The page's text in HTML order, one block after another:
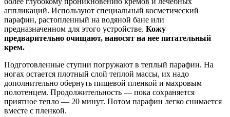
аппликаций. Используют специальный косметический
парафин, растопленный на водяной бане или
предназначенном для этого устройстве. Кожу
предварительно очищают, наносят на нее питательный
крем.
Подготовленные ступни погружают в теплый парафин. На
ногах остается плотный слой теплой массы, их надо
дополнительно обернуть пищевой пленкой и махровым
полотенцем. Продолжительность — пока сохраняется
приятное тепло — 20 минут. Потом парафин легко снимается
вместе с пленкой.